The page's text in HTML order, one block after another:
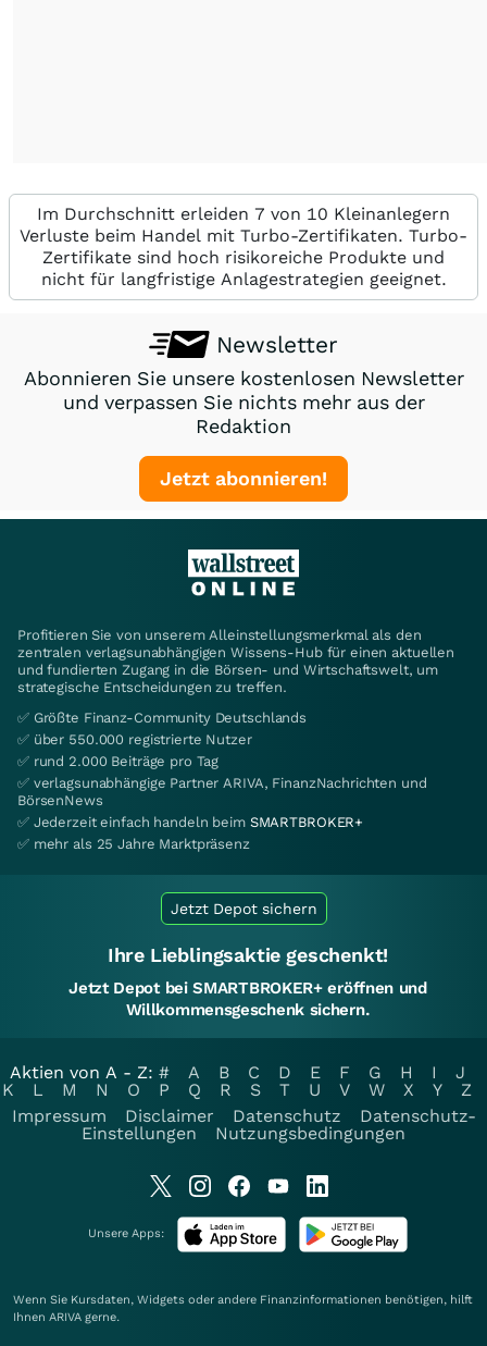
Im Durchschnitt erleiden 7 von 10 Kleinanlegern
Verluste beim Handel mit Turbo-Zertifikaten. Turbo-
Zertifikate sind hoch risikoreiche Produkte und
nicht für langfristige Anlagestrategien geeignet.
Newsletter
Abonnieren Sie unsere kostenlosen Newsletter
und verpassen Sie nichts mehr aus der
Redaktion
Jetzt abonnieren!
Profitieren Sie von unserem Alleinstellungsmerkmal als den
zentralen verlagsunabhängigen Wissens-Hub für einen aktuellen
und fundierten Zugang in die Börsen- und Wirtschaftswelt, um
strategische Entscheidungen zu treffen.
✅ Größte Finanz-Community Deutschlands
✅ über 550.000 registrierte Nutzer
✅ rund 2.000 Beiträge pro Tag
✅ verlagsunabhängige Partner ARIVA, FinanzNachrichten und
BörsenNews
✅ Jederzeit einfach handeln beim SMARTBROKER+
✅ mehr als 25 Jahre Marktpräsenz
Jetzt Depot sichern
Ihre Lieblingsaktie geschenkt!
Jetzt Depot bei SMARTBROKER+ eröffnen und
Willkommensgeschenk sichern.
Aktien von A - Z: # A B C D E F G H I
J
K
L M N O P Q R S T U V W X Y
Z
Impressum
Disclaimer Datenschutz
Datenschutz-
Einstellungen
Nutzungsbedingungen
Unsere Apps:
Wenn Sie Kursdaten, Widgets oder andere Finanzinformationen benötigen, hilft
Ihnen ARIVA gerne.